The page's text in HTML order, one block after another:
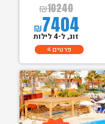
₪10240
₪7404
זוג, ל-4 לילות
פרטים